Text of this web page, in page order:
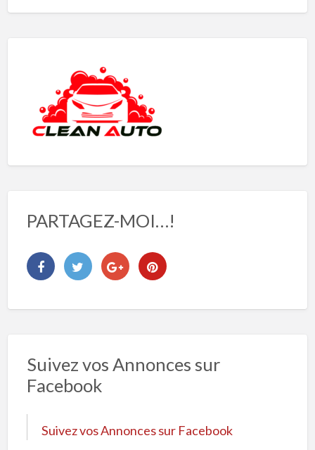
PARTAGEZ-MOI…!
Suivez vos Annonces sur
Facebook
Suivez vos Annonces sur Facebook